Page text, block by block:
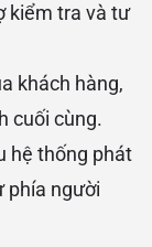
kiểm tra và tư
khách hàng,
cuối cùng.
hệ thống phát
phía người